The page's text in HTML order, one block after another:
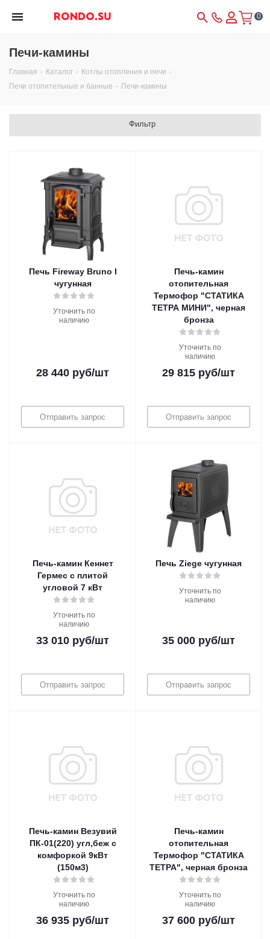
0
Печи-камины
Главная - Каталог - Котлы отопления и печи -
Печи отопительные и банные - Печи-камины
Фильтр
Печь Fireway Bruno I
чугунная
Уточнить по
наличию
28 440 руб/шт
Отправить запрос
Печь-камин
отопительная
Термофор "СТАТИКА
ТЕТРА МИНИ", черная
бронза
Уточнить по
наличию
29 815 руб/шт
Отправить запрос
Печь-камин Кеннет
Гермес с плитой
угловой 7 кВт
Уточнить по
наличию
33 010 руб/шт
Отправить запрос
Печь Ziege чугунная
Уточнить по
наличию
35 000 руб/шт
Отправить запрос
Печь-камин Везувий
ПК-01(220) угл,беж с
комфоркой 9кВт
(150м3)
Уточнить по
наличию
36 935 руб/шт
Печь-камин
отопительная
Термофор "СТАТИКА
ТЕТРА", черная бронза
Уточнить по
наличию
37 600 руб/шт